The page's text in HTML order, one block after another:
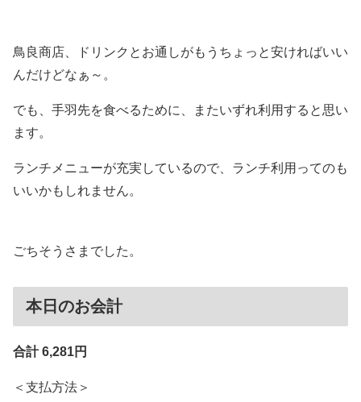
鳥良商店、ドリンクとお通しがもうちょっと安ければいい
んだけどなぁ～。
でも、手羽先を食べるために、またいずれ利用すると思い
ます。
ランチメニューが充実しているので、ランチ利用ってのも
いいかもしれません。
ごちそうさまでした。
本日のお会計
合計 6,281円
＜支払方法＞